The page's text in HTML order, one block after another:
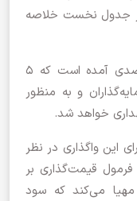
جدول نخست خلاصه
در متن فراخوان درباره تخفیف ۲۰ درصدی آمده است که ۵
و به منظور
خواهد شد.
۲۰ درصدی برای این واگذاری در نظر
قیمت‌گذاری بر
را مهیا می‌کند که سود